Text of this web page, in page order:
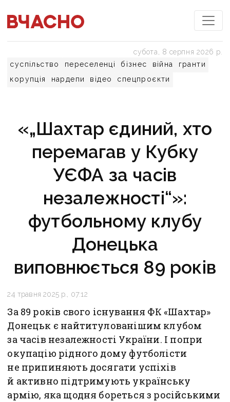
суспільство переселенці бізнес війна
гранти
корупція
нардепи відео спецпроєкти
субота, 8 серпня 2026 р.
«„Шахтар єдиний, хто
перемагав у Кубку
УЄФА за часів
незалежності“»:
футбольному клубу
Донецька
виповнюється 89 років
24 травня 2025 р., 07:12
За 89 років свого існування ФК «Шахтар»
Донецьк є найтитулованішим клубом
за часів незалежності України. І попри
окупацію рідного дому футболісти
не припиняють досягати успіхів
й активно підтримують українську
армію, яка щодня бореться з російськими